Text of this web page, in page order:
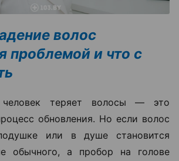
волос
проблемой и что с
теряет волосы — это
обновления. Но если волос
или в душе становится
обычного, а пробор на голове